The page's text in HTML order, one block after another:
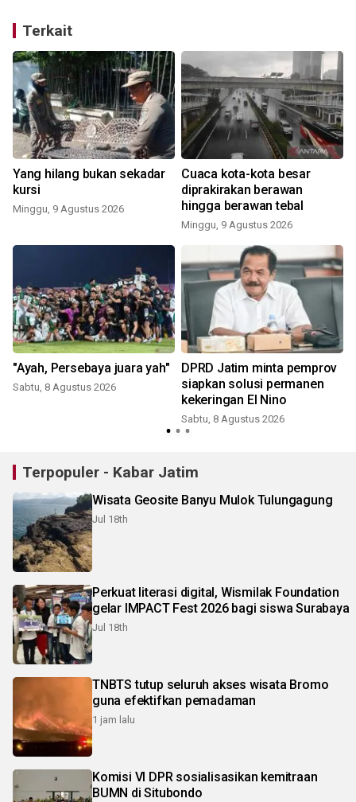
Terkait
Yang hilang bukan sekadar
kursi
Minggu, 9 Agustus 2026
Cuaca kota-kota besar
diprakirakan berawan
hingga berawan tebal
Minggu, 9 Agustus 2026
"Ayah, Persebaya juara yah"
Sabtu, 8 Agustus 2026
DPRD Jatim minta pemprov
siapkan solusi permanen
kekeringan El Nino
Sabtu, 8 Agustus 2026
Terpopuler - Kabar Jatim
Wisata Geosite Banyu Mulok Tulungagung
Jul 18th
Perkuat literasi digital, Wismilak Foundation
gelar IMPACT Fest 2026 bagi siswa Surabaya
Jul 18th
TNBTS tutup seluruh akses wisata Bromo
guna efektifkan pemadaman
1 jam lalu
Komisi VI DPR sosialisasikan kemitraan
BUMN di Situbondo